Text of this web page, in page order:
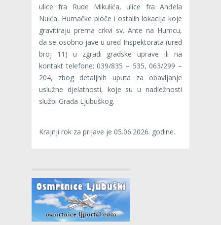
ulice fra Rude Mikulića, ulice fra Anđela
Nuića, Humačke ploče i ostalih lokacija koje
gravitiraju prema crkvi sv. Ante na Humcu,
da se osobno jave u ured Inspektorata (ured
broj 11) u zgradi gradske uprave ili na
kontakt telefone: 039/835 – 535, 063/299 –
204, zbog detaljnih uputa za obavljanje
uslužne djelatnosti, koje su u nadležnosti
službi Grada Ljubuškog.
Krajnji rok za prijave je 05.06.2026. godine.